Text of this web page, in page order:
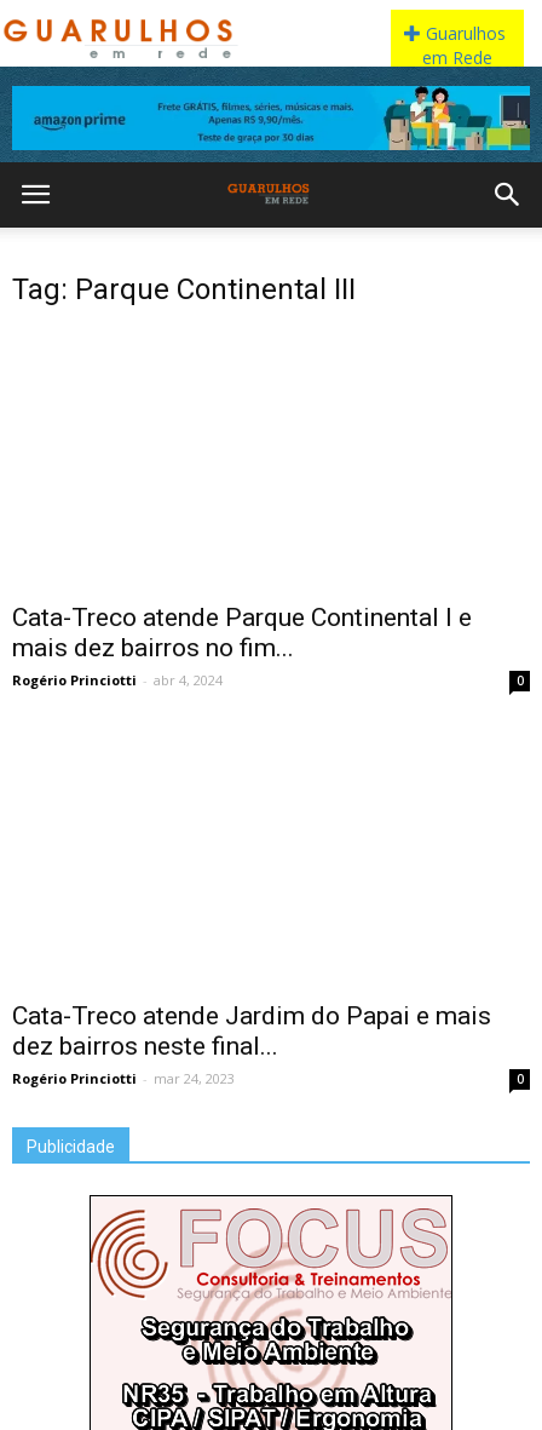
Tag: Parque Continental III
Cata-Treco atende Parque Continental I e
mais dez bairros no fim...
Rogério Princiotti - abr 4, 2024 0
Cata-Treco atende Jardim do Papai e mais
dez bairros neste final...
Rogério Princiotti - mar 24, 2023 0
Publicidade